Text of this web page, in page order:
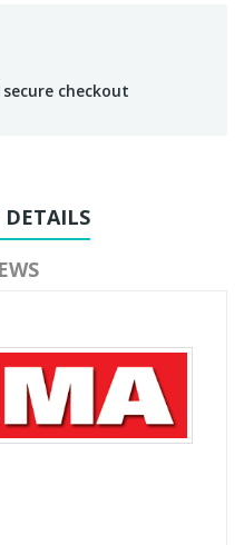
checkout
DETAILS